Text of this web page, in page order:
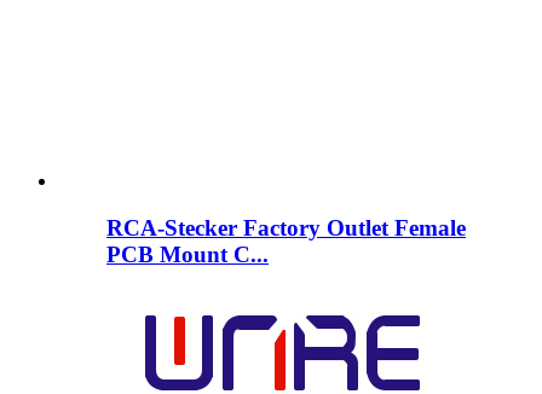
RCA-Stecker Factory Outlet Female
PCB Mount C...